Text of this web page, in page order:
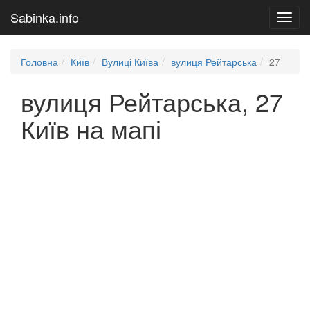
Sabinka.info
Головна Київ Вулиці Київа вулиця Рейтарська 27
вулиця Рейтарська, 27
Київ на мапі